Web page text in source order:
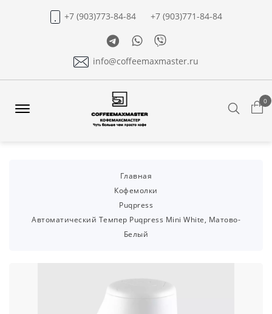
+7 (903)773-84-84
+7 (903)771-84-84
TelegramWhatsapp
Viber
info@coffeemaxmaster.ru
0
Главная
Кофемолки
Puqpress
Автоматический Темпер Puqpress Mini White, Матово-
Белый